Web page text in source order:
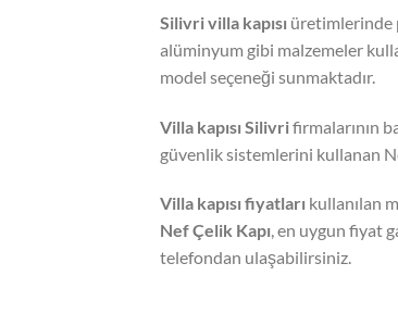
Silivrivilla kapısı üretimlerinde
alüminyum gibi malzemeler
model seçeneği sunmaktadır.
Villa kapısı Silivrifirmalarının
güvenlik sistemlerini kullanan
Villa kapısı fiyatları kullanılan
Nef Çelik Kapı, en uygun fiyat
telefondan ulaşabilirsiniz.